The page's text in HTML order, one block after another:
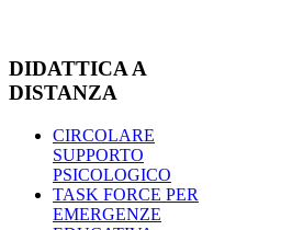
DIDATTICA A
DISTANZA
CIRCOLARE
SUPPORTO
PSICOLOGICO
TASK FORCE PER
EMERGENZE